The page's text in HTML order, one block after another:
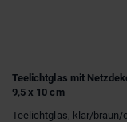
Teelichtglas mit
9,5 x 10 cm
Teelichtglas, klar/braun/